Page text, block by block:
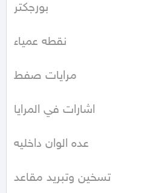
بورجكتر
نقطه عمياء
مرايات صفط
اشارات في المرايا
عده الوان داخليه
تسخين وتبريد مقاعد